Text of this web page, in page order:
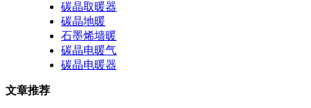
碳晶取暖器
碳晶地暖
石墨烯墙暖
碳晶电暖气
碳晶电暖器
文章推荐